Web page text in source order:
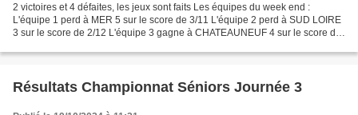
2 victoires et 4 défaites, les jeux sont faits Les équipes du week end :
L'équipe 1 perd à MER 5 sur le score de 3/11 L'équipe 2 perd à SUD LOIRE
3 sur le score de 2/12 L'équipe 3 gagne à CHATEAUNEUF 4 sur le score de
Résultats Championnat Séniors Journée 3